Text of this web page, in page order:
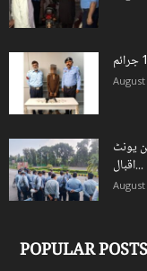
August
یونٹ
اقبال...
August
POPULAR POSTS